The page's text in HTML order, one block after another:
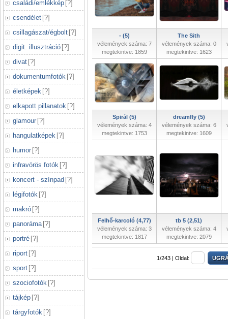
családi/emlékkép [?]
csendélet [?]
csillagászat/égbolt [?]
digit. illusztráció [?]
divat [?]
dokumentumfotók [?]
életképek [?]
elkapott pillanatok [?]
glamour [?]
hangulatképek [?]
humor [?]
infravörös fotók [?]
koncert - színpad [?]
légifotók [?]
makró [?]
panoráma [?]
portré [?]
riport [?]
sport [?]
szociofotók [?]
tájkép [?]
tárgyfotók [?]
- (5)
vélemények száma: 7
megtekintve: 1859
The Sith
vélemények száma: 0
megtekintve: 1623
Spirál (5)
vélemények száma: 4
megtekintve: 1753
dreamfly (5)
vélemények száma: 6
megtekintve: 1609
Felhő-karcoló (4,77)
vélemények száma: 3
megtekintve: 1817
tb 5 (2,51)
vélemények száma: 4
megtekintve: 2079
1/243 | Oldal: